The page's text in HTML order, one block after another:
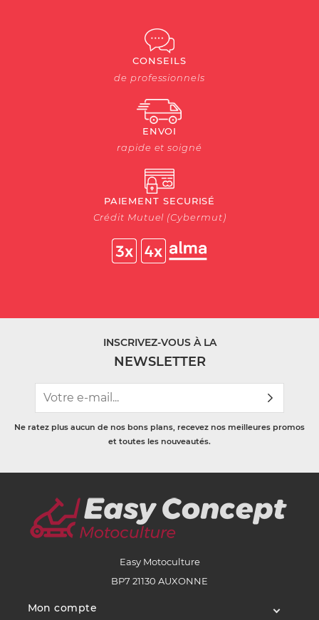
CONSEILS
de professionnels
ENVOI
rapide et soigné
PAIEMENT SECURISÉ
Crédit Mutuel (Cybermut)
INSCRIVEZ-VOUS À LA
NEWSLETTER
Ne ratez plus aucun de nos bons plans, recevez nos meilleures promos
et toutes les nouveautés.
Easy Motoculture
BP7 21130 AUXONNE
Mon compte